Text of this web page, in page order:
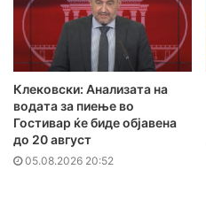
Клековски: Анализата на
водата за пиење во
Гостивар ќе биде објавена
до 20 август
05.08.2026 20:52